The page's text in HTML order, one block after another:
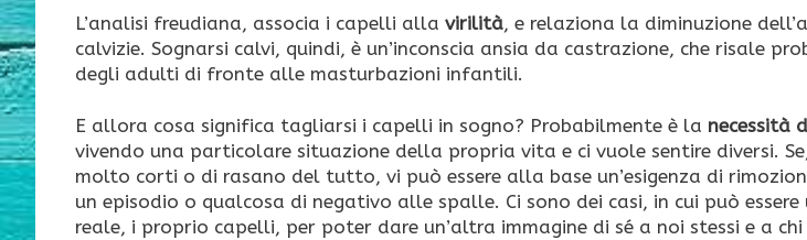
L’analisi freudiana, associa i capelli alla virilità, e relaziona la diminuzione
calvizie. Sognarsi calvi, quindi, è un’inconscia ansia da castrazione, che risale
degli adulti di fronte alle masturbazioni infantili.
E allora cosa significa tagliarsi i capelli in sogno? Probabilmente è la necessità
vivendo una particolare situazione della propria vita e ci vuole sentire diversi.
molto corti o di rasano del tutto, vi può essere alla base un’esigenza di
un episodio o qualcosa di negativo alle spalle. Ci sono dei casi, in cui può
reale, i proprio capelli, per poter dare un’altra immagine di sé a noi stessi e a